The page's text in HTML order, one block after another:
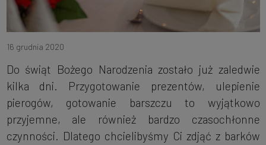
16 grudnia 2020
Do świąt Bożego Narodzenia zostało już zaledwie
kilka dni. Przygotowanie prezentów, ulepienie
pierogów, gotowanie barszczu to wyjątkowo
przyjemne, ale również bardzo czasochłonne
czynności. Dlatego chcielibyśmy Ci zdjąć z barków